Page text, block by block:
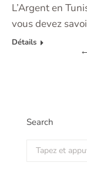
L’Argent en
vous devez
Détails
Search
Recherche